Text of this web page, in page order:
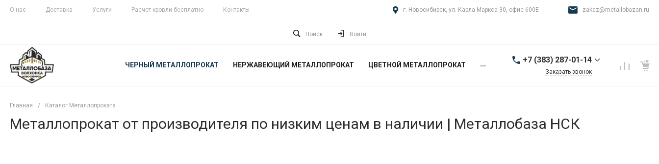
О нас Доставка Услуги Расчет кровли бесплатно Контакты г. Новосибирск, ул. Карла Маркса 30, офис 600Е zakaz@metallobazan.ru
Поиск Войти
ЧЕРНЫЙ МЕТАЛЛОПРОКАТ НЕРЖАВЕЮЩИЙ МЕТАЛЛОПРОКАТ ЦВЕТНОЙ МЕТАЛЛОПРОКАТ ... +7 (383) 287-01-14
9:00-18:00 пн-пт
Заказать звонок
Главная / Каталог Металлопроката
Металлопрокат от производителя по низким ценам в наличии | Металлобаза НСК